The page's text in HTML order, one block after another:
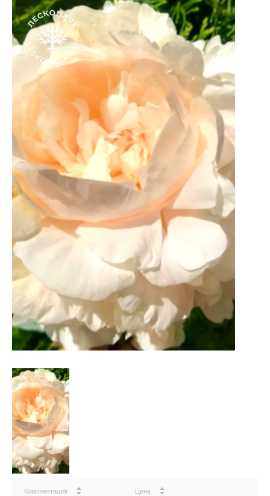
Комплектация Цена